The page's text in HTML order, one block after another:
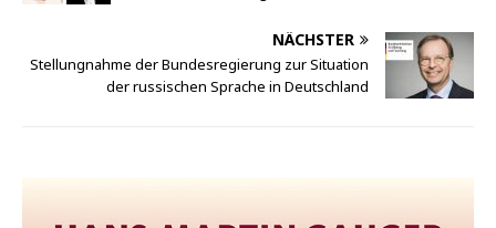
NÄCHSTER
Stellungnahme der Bundesregierung zur Situation
der russischen Sprache in Deutschland